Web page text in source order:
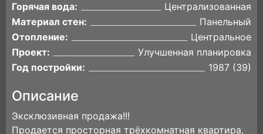
Горячая вода:
Централизованная
Материал стен:
Панельный
Отопление:
Центральное
Проект:
Улучшенная планировка
Год постройки:
1987 (39)
Описание
Эксклюзивная продажа!!!
Продается просторная трёхкомнатная квартира,